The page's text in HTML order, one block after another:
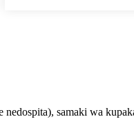
samaki wa